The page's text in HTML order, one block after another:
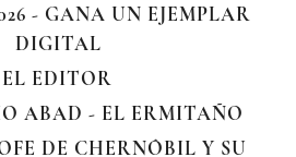
- GANA UN EJEMPLAR
DIGITAL
EL EDITOR
ABAD - EL ERMITAÑO
DE CHERNÓBIL Y SU